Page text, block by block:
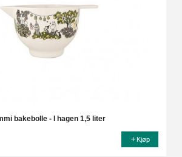
bakebolle - I hagen 1,5 liter
Kjøp